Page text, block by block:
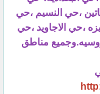
،حي النسيم ،حي
،حي الاجاويد ،حي
مناطق